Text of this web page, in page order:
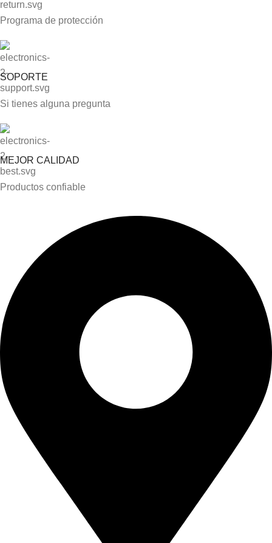
Programa de protección
SOPORTE
Si tienes alguna pregunta
MEJOR CALIDAD
Productos confiable